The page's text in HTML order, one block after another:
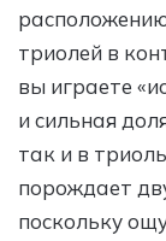
триолей в
вы играете
и сильная
так и в
порождает
поскольку